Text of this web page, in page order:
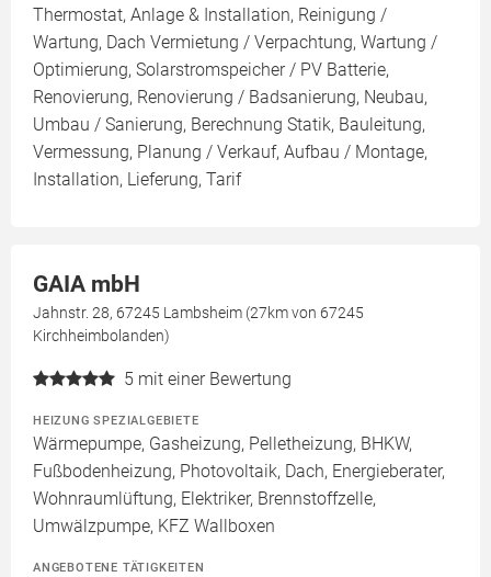
Thermostat, Anlage & Installation, Reinigung /
Wartung, Dach Vermietung / Verpachtung, Wartung /
Optimierung, Solarstromspeicher / PV Batterie,
Renovierung, Renovierung / Badsanierung, Neubau,
Umbau / Sanierung, Berechnung Statik, Bauleitung,
Vermessung, Planung / Verkauf, Aufbau / Montage,
Installation, Lieferung, Tarif
GAIA mbH
Jahnstr. 28, 67245 Lambsheim (27km von 67245
Kirchheimbolanden)
5 mit einer Bewertung
HEIZUNG SPEZIALGEBIETE
Wärmepumpe, Gasheizung, Pelletheizung, BHKW,
Fußbodenheizung, Photovoltaik, Dach, Energieberater,
Wohnraumlüftung, Elektriker, Brennstoffzelle,
Umwälzpumpe, KFZ Wallboxen
ANGEBOTENE TÄTIGKEITEN